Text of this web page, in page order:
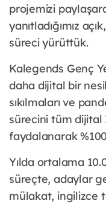
projemizi
yanıtladığımız
süreci yürüttük.
Kalegends Genç
daha dijital bir
sıkılmaları ve
sürecini tüm
faydalanarak
Yılda ortalama
süreçte, adaylar
mülakat, ingilizce